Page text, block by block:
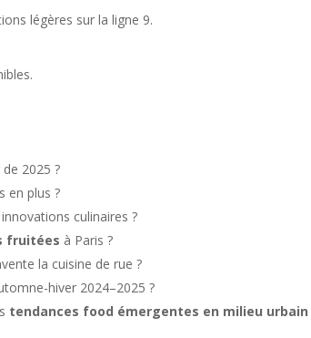
légères sur la ligne 9.
2025 ?
en plus ?
culinaires ?
fruitées à Paris ?
la cuisine de rue ?
hiver 2024–2025 ?
tendances food émergentes en milieu urbain